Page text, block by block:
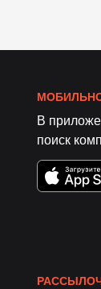
В
поиск